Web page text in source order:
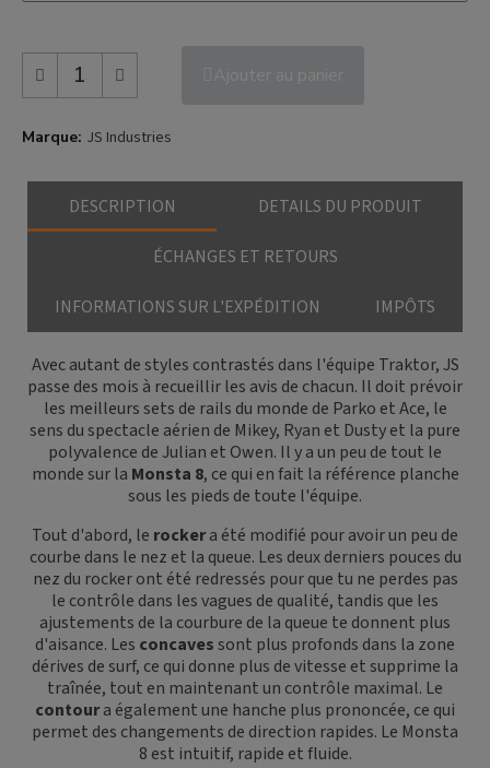
Marque JS Industries
DESCRIPTION DETAILS DU PRODUIT
ÉCHANGES ET RETOURS
INFORMATIONS SUR L'EXPÉDITION IMPÔTS
Avec autant de styles contrastés dans l'équipe Traktor, JS
passe des mois à recueillir les avis de chacun. Il doit prévoir
les meilleurs sets de rails du monde de Parko et Ace, le
sens du spectacle aérien de Mikey, Ryan et Dusty et la pure
polyvalence de Julian et Owen. Il y a un peu de tout le
monde sur la Monsta 8, ce qui en fait la référence planche
sous les pieds de toute l'équipe.
Tout d'abord, le rockera été modifié pour avoir un peu de
courbe dans le nez et la queue. Les deux derniers pouces du
nez du rocker ont été redressés pour que tu ne perdes pas
le contrôle dans les vagues de qualité, tandis que les
ajustements de la courbure de la queue te donnent plus
d'aisance. Les concavessont plus profonds dans la zone
dérives de surf, ce qui donne plus de vitesse et supprime la
traînée, tout en maintenant un contrôle maximal. Le
contoura également une hanche plus prononcée, ce qui
permet des changements de direction rapides. Le Monsta
8 est intuitif, rapide et fluide.